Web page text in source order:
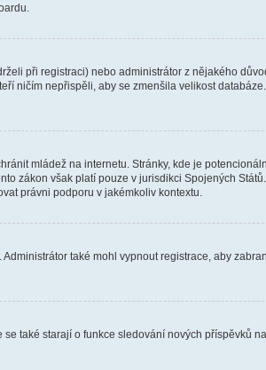
při registraci) nebo administrátor z nějakého
ničím nepřispěli, aby se zmenšila velikost
mládež na internetu. Stránky, kde je
zákon však platí pouze v jurisdikci Spojených
právni podporu v jakémkoliv kontextu.
také mohl vypnout registrace, aby
také starají o funkce sledování nových příspěvků